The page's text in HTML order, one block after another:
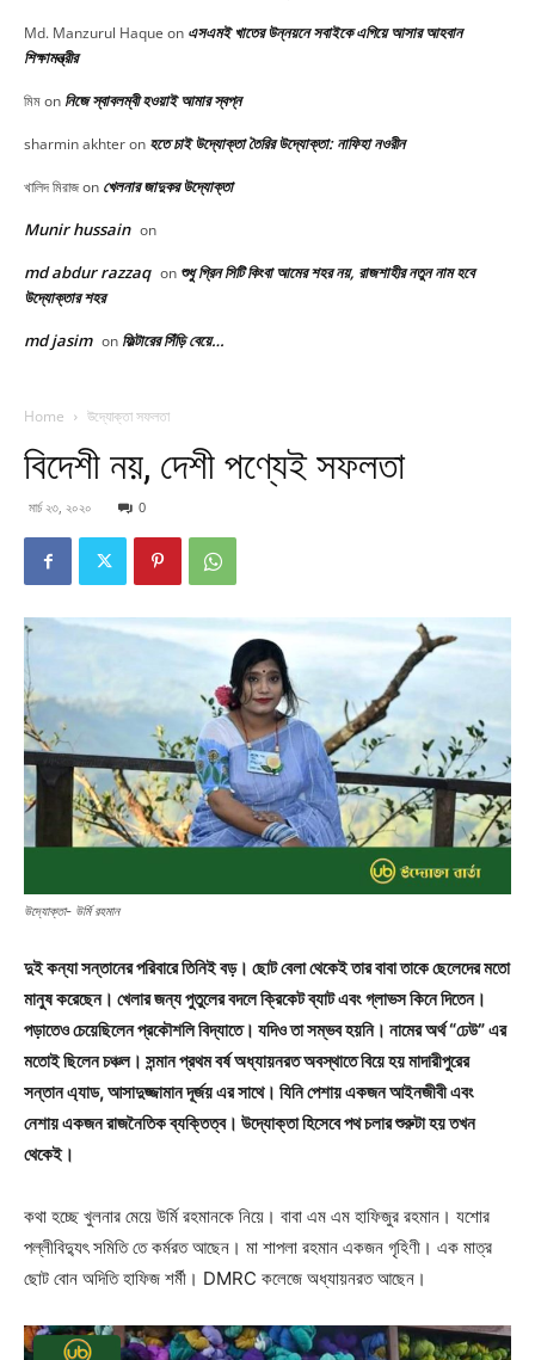
Md. Manzurul Haque on এসএমই খাতের উন্নয়নে সবাইকে এগিয়ে আসার আহবান
শিক্ষামন্ত্রীর
মিমon নিজে স্বাবলম্বী হওয়াই আমার স্বপ্ন
sharmin akhteron হতে চাই উদ্যোক্তা তৈরির উদ্যোক্তা: নাফিহা নওরীন
খালিদ মিরাজon খেলনার জাদুকর উদ্যোক্তা
Munir hussain on
md abdur razzaq on শুধু গ্রিন সিটি কিংবা আমের শহর নয়, রাজশাহীর নতুন নাম হবে
উদ্যোক্তার শহর
md jasim on ফিল্টারের সিঁড়ি বেয়ে…